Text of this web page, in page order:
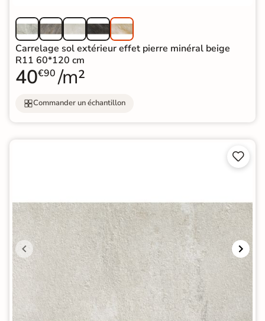
Carrelage sol extérieur effet pierre minéral beige
R11 60*120 cm
40€90 /m²
Commander un échantillon

